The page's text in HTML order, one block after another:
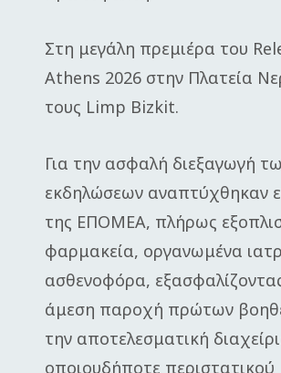
Στη μεγάλη πρεμιέρα του
Athens 2026 στην Πλατεία
τους Limp Bizkit.
Για την ασφαλή διεξαγωγή
εκδηλώσεων αναπτύχθηκαν
της ΕΠΟΜΕΑ, πλήρως
φαρμακεία, οργανωμένα
ασθενοφόρα,
άμεση παροχή πρώτων
την αποτελεσματική
οποιουδήποτε περιστατικού